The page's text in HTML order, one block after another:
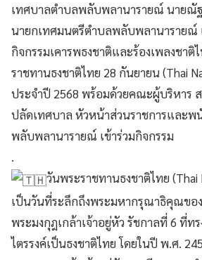
เทศบาลตำบลพลับพลานารายณ์ นายณั
นายกเทศมนตรีตำบลพลับพลานารายณ์
กิจกรรมเคารพธงชาติและร้องเพลงชาติ
ราชทานธงชาติไทย 28 กันยายน (Thai
ประจำปี 2568 พร้อมด้วยคณะผู้บริหาร
ปลัดเทศบาล หัวหน้าส่วนราชการและพ
พลับพลานารายณ์ เข้าร่วมกิจกรรม
.
วันพระราชทานธงชาติไทย (Thai
เป็นวันที่ระลึกถึงพระมหากรุณาธิคุณขอ
พระมงกุฎเกล้าเจ้าอยู่หัว รัชกาลที่ 6 ที่ท
ไตรรงค์เป็นธงชาติไทย โดยในปี พ.ศ.